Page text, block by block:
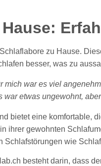
zu Hause.
besser, was zu
mich war es viel
etwas ungewohnt,
bietet eine
ihrer gewohnten
wie
besteht darin, dass